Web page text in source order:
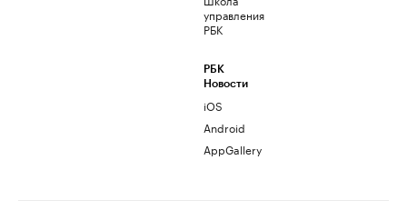
управления
РБК
РБК
Новости
iOS
Android
AppGallery